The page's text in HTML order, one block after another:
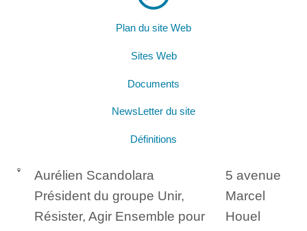
Plan du site Web
Sites Web
Documents
NewsLetter du site
Définitions
Aurélien Scandolara
Président du groupe Unir,
Résister, Agir Ensemble pour
5 avenue
Marcel
Houel